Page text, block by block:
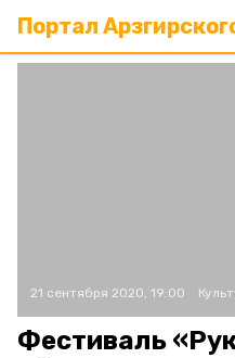
Портал
21 сентября 2020, 19:00
Фестиваль